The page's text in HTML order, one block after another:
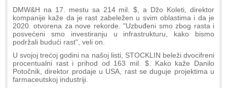
DMW&H na 17. mestu sa 214 mil. $, a Džo Koleti, direktor
kompanije kaže da je rast zabeležen u svim oblastima i da je
2020. otvorena za nove rekorde. "Uzbuđeni smo zbog rasta i
posvećeni smo investiranju u infrastrukturu, kako bismo
podržali budući rast", veli on.
U svojoj trećoj godini na našoj listi, STOCKLIN beleži dvocifreni
procentualni rast i prihod od 163 mil. $. Kako kaže Danilo
Potočnik, direktor prodaje u USA, rast se duguje projektima u
farmaceutskoj industriji.